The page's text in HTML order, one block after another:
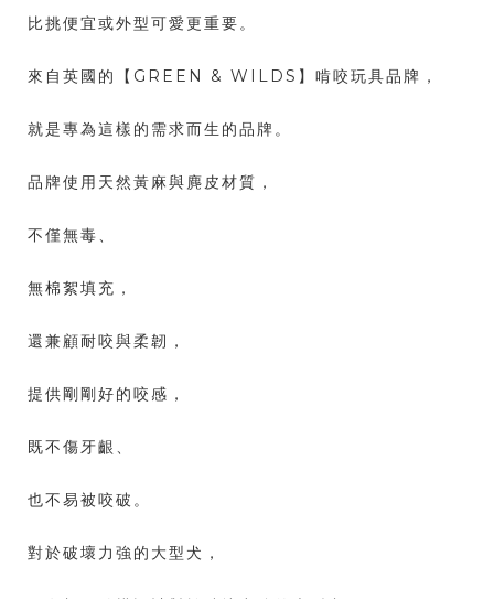
比挑便宜或外型可愛更重要。
來自英國的【GREEN & WILDS】啃咬玩具品牌，
就是專為這樣的需求而生的品牌。
品牌使用天然黃麻與麂皮材質，
不僅無毒、
無棉絮填充，
還兼顧耐咬與柔韌，
提供剛剛好的咬感，
既不傷牙齦、
也不易被咬破。
對於破壞力強的大型犬，